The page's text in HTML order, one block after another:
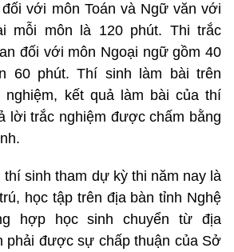
với môn Toán và Ngữ văn với
mỗi môn là 120 phút. Thi trắc
đối với môn Ngoại ngữ gồm 40
60 phút. Thí sinh làm bài trên
kết quả làm bài của thí
lời trắc nghiệm được chấm bằng
sinh tham dự kỳ thi năm nay là
học tập trên địa bàn tỉnh Nghệ
hợp học sinh chuyển từ địa
phải được sự chấp thuận của Sở